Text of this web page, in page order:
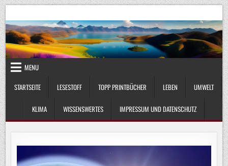
Skip
to
content
UmweltKlima.com
MENU
STARTSEITE
LESESTOFF TOPP PRINTBÜCHER LEBEN UMWELT
KLIMA WISSENSWERTES IMPRESSUM UND DATENSCHUTZ